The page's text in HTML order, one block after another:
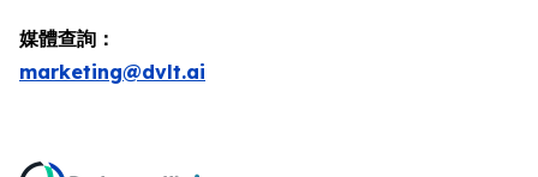
媒體查詢：
marketing@dvlt.ai